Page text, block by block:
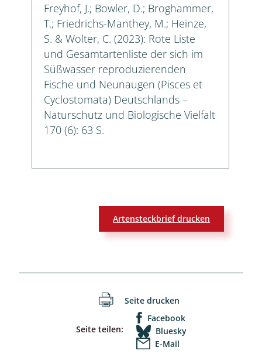
Freyhof, J.; Bowler, D.; Broghammer,
T.; Friedrichs-Manthey, M.; Heinze,
S. & Wolter, C. (2023): Rote Liste
und Gesamtartenliste der sich im
Süßwasser reproduzierenden
Fische und Neunaugen (Pisces et
Cyclostomata) Deutschlands –
Naturschutz und Biologische Vielfalt
170 (6): 63 S.
Artensteckbrief drucken
Seite drucken
Seite teilen:
Facebook
Bluesky
E-Mail